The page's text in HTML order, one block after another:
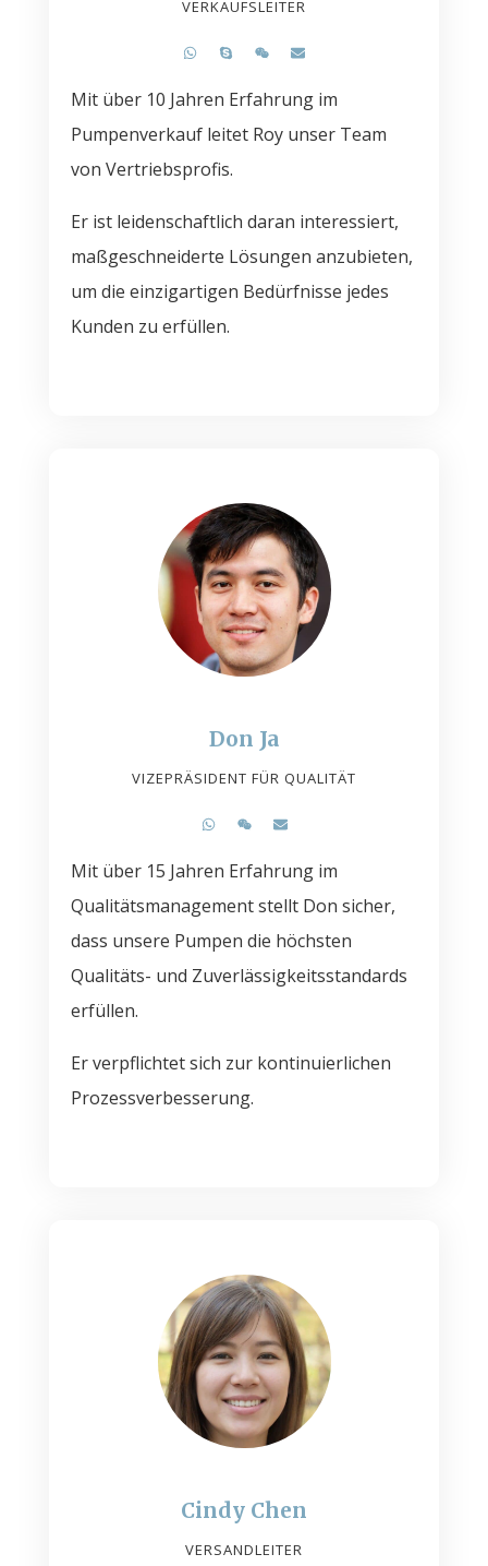
VERKAUFSLEITER
Mit über 10 Jahren Erfahrung im
Pumpenverkauf leitet Roy unser Team
von Vertriebsprofis.
Er ist leidenschaftlich daran interessiert,
maßgeschneiderte Lösungen anzubieten,
um die einzigartigen Bedürfnisse jedes
Kunden zu erfüllen.
Don Ja
VIZEPRÄSIDENT FÜR QUALITÄT
Mit über 15 Jahren Erfahrung im
Qualitätsmanagement stellt Don sicher,
dass unsere Pumpen die höchsten
Qualitäts- und Zuverlässigkeitsstandards
erfüllen.
Er verpflichtet sich zur kontinuierlichen
Prozessverbesserung.
Cindy Chen
VERSANDLEITER